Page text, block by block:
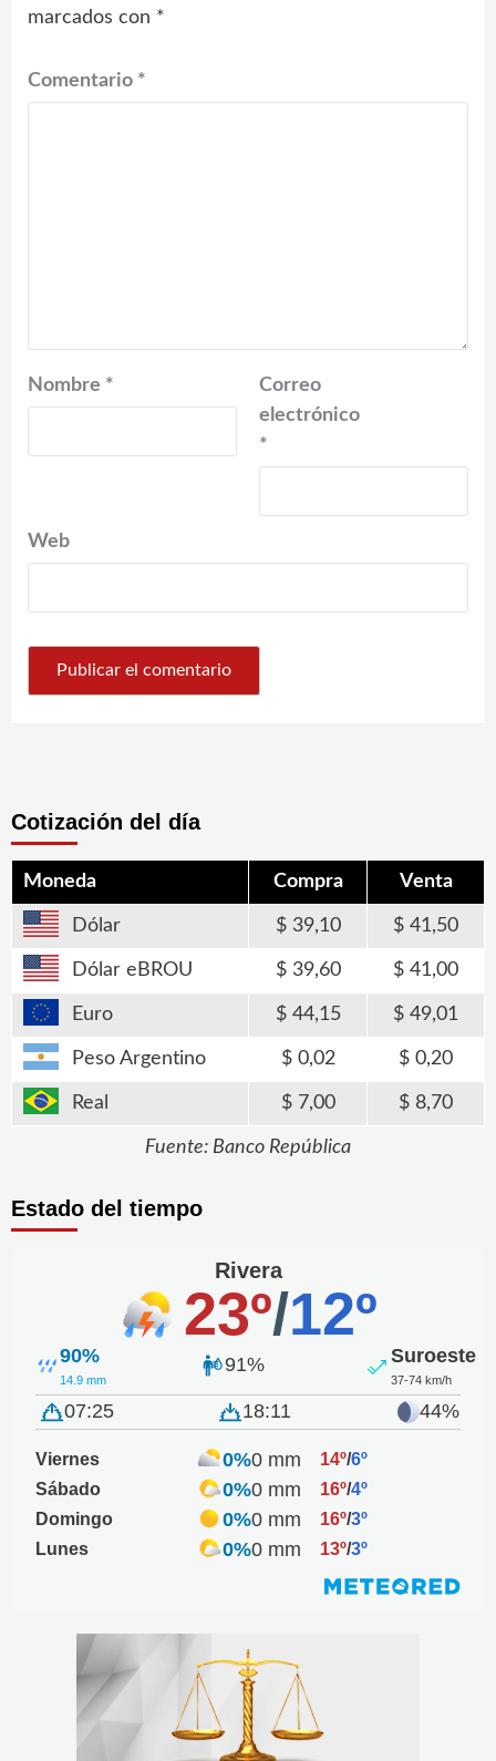
marcados con *
Comentario *
Nombre *
Correo
electrónico
*
Web
Cotización del día
Moneda Compra Venta
Dólar 39,10 41,50
Dólar eBROU 39,60 41,00
Euro 44,15 49,01
Peso Argentino 0,02 0,20
Real 7,00 8,70
Fuente: Banco República
Estado del tiempo
Rivera
23º/12º
90%
14.9 mm
91% Suroeste
37-74 km/h
07:25 18:11 44%
Viernes 0%0 mm 14º/6º
Sábado
0%0 mm 16º/4º
Domingo
0%0 mm 16º/3º
Lunes
0%0 mm 13º/3º